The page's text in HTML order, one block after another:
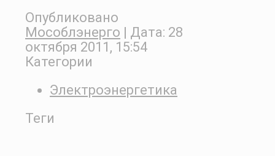
Опубликовано
Мособлэнерго
| Дата: 28
октября 2011, 15:54
Категории
Электроэнергетика
Теги